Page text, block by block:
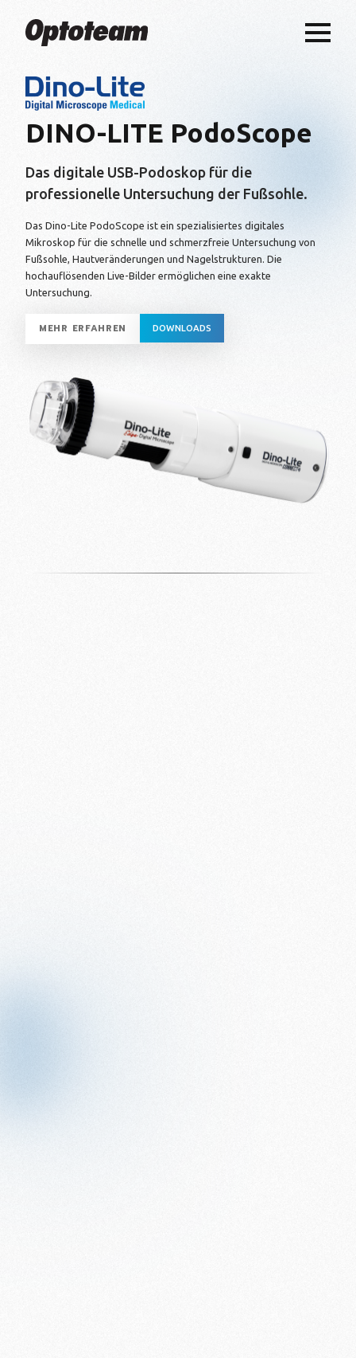
DINO-LITE PodoScope
Das digitale USB-Podoskop für die
professionelle Untersuchung der Fußsohle.
Das Dino-Lite PodoScope ist ein spezialisiertes digitales
Mikroskop für die schnelle und schmerzfreie Untersuchung von
Fußsohle, Hautveränderungen und Nagelstrukturen. Die
hochauflösenden Live-Bilder ermöglichen eine exakte
Untersuchung.
MEHR ERFAHREN DOWNLOADS